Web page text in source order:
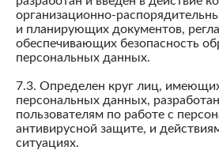
организационно-
и планирующих документов,
обеспечивающих безопасность
персональных данных.
7.3. Определен круг лиц,
персональных данных,
пользователям по работе с
антивирусной защите, и
ситуациях.